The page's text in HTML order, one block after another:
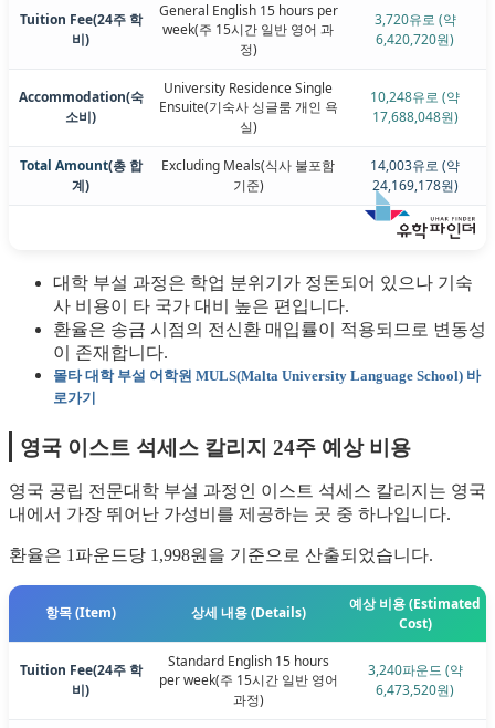
Tuition Fee(24주 학
비)
General English 15 hours per
week(주 15시간 일반 영어 과
정)
3,720유로 (약
6,420,720원)
Accommodation(숙
소비)
University Residence Single
Ensuite(기숙사 싱글룸 개인 욕
실)
10,248유로 (약
17,688,048원)
Total Amount(총 합
계)
Excluding Meals(식사 불포함
기준)
14,003유로 (약
24,169,178원)
대학 부설 과정은 학업 분위기가 정돈되어 있으나 기숙
사 비용이 타 국가 대비 높은 편입니다.
환율은 송금 시점의 전신환 매입률이 적용되므로 변동성
이 존재합니다.
몰타 대학 부설 어학원 MULS(Malta University Language School) 바
로가기
영국 이스트 석세스 칼리지 24주 예상 비용
영국 공립 전문대학 부설 과정인 이스트 석세스 칼리지는 영국
내에서 가장 뛰어난 가성비를 제공하는 곳 중 하나입니다.
환율은 1파운드당 1,998원을 기준으로 산출되었습니다.
항목 (Item) 상세 내용 (Details)
예상 비용 (Estimated
Cost)
Tuition Fee(24주 학
비)
Standard English 15 hours
per week(주 15시간 일반 영어
과정)
3,240파운드 (약
6,473,520원)